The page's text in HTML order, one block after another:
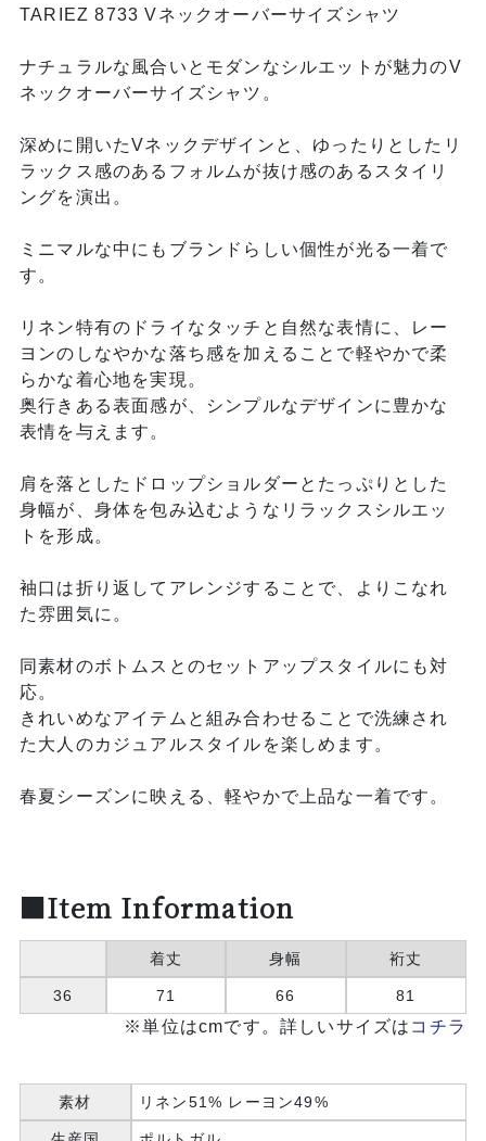
TARIEZ 8733 Vネックオーバーサイズシャツ
ナチュラルな風合いとモダンなシルエットが魅力のV
ネックオーバーサイズシャツ。
深めに開いたVネックデザインと、ゆったりとしたリ
ラックス感のあるフォルムが抜け感のあるスタイリ
ングを演出。
ミニマルな中にもブランドらしい個性が光る一着で
す。
リネン特有のドライなタッチと自然な表情に、レー
ヨンのしなやかな落ち感を加えることで軽やかで柔
らかな着心地を実現。
奥行きある表面感が、シンプルなデザインに豊かな
表情を与えます。
肩を落としたドロップショルダーとたっぷりとした
身幅が、身体を包み込むようなリラックスシルエッ
トを形成。
袖口は折り返してアレンジすることで、よりこなれ
た雰囲気に。
同素材のボトムスとのセットアップスタイルにも対
応。
きれいめなアイテムと組み合わせることで洗練され
た大人のカジュアルスタイルを楽しめます。
春夏シーズンに映える、軽やかで上品な一着です。
■Item Information
着丈 身幅 裄丈
36 71 66 81
※単位はcmです。詳しいサイズは コチラ
素材 リネン51% レーヨン49%